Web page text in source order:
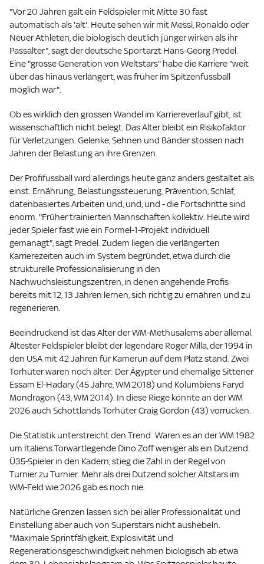
"Vor 20 Jahren galt ein Feldspieler mit Mitte 30 fast
automatisch als 'alt'. Heute sehen wir mit Messi, Ronaldo oder
Neuer Athleten, die biologisch deutlich jünger wirken als ihr
Passalter", sagt der deutsche Sportarzt Hans-Georg Predel.
Eine "grosse Generation von Weltstars" habe die Karriere "weit
über das hinaus verlängert, was früher im Spitzenfussball
möglich war".
Ob es wirklich den grossen Wandel im Karriereverlauf gibt, ist
wissenschaftlich nicht belegt. Das Alter bleibt ein Risikofaktor
für Verletzungen. Gelenke, Sehnen und Bänder stossen nach
Jahren der Belastung an ihre Grenzen.
Der Profifussball wird allerdings heute ganz anders gestaltet als
einst. Ernährung, Belastungssteuerung, Prävention, Schlaf,
datenbasiertes Arbeiten und, und, und - die Fortschritte sind
enorm. "Früher trainierten Mannschaften kollektiv. Heute wird
jeder Spieler fast wie ein Formel-1-Projekt individuell
gemanagt", sagt Predel. Zudem liegen die verlängerten
Karrierezeiten auch im System begründet, etwa durch die
strukturelle Professionalisierung in den
Nachwuchsleistungszentren, in denen angehende Profis
bereits mit 12, 13 Jahren lernen, sich richtig zu ernähren und zu
regenerieren.
Beeindruckend ist das Alter der WM-Methusalems aber allemal.
Ältester Feldspieler bleibt der legendäre Roger Milla, der 1994 in
den USA mit 42 Jahren für Kamerun auf dem Platz stand. Zwei
Torhüter waren noch älter: Der Ägypter und ehemalige Sittener
Essam El-Hadary (45 Jahre, WM 2018) und Kolumbiens Faryd
Mondragon (43, WM 2014). In diese Riege könnte an der WM
2026 auch Schottlands Torhüter Craig Gordon (43) vorrücken.
Die Statistik unterstreicht den Trend: Waren es an der WM 1982
um Italiens Torwartlegende Dino Zoff weniger als ein Dutzend
Ü35-Spieler in den Kadern, stieg die Zahl in der Regel von
Turnier zu Turnier. Mehr als drei Dutzend solcher Altstars im
WM-Feld wie 2026 gab es noch nie.
Natürliche Grenzen lassen sich bei aller Professionalität und
Einstellung aber auch von Superstars nicht aushebeln.
"Maximale Sprintfähigkeit, Explosivität und
Regenerationsgeschwindigkeit nehmen biologisch ab etwa